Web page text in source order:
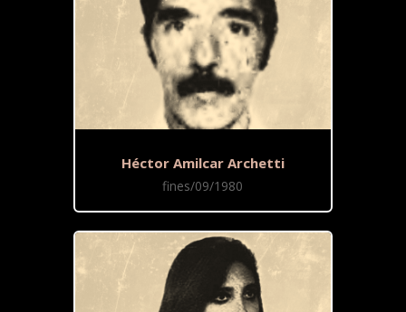
Héctor Amilcar Archetti
fines/09/1980